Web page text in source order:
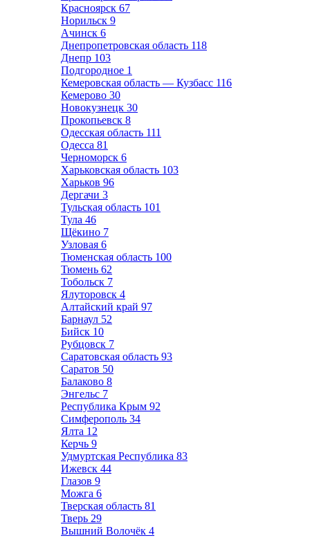
Красноярск 67
Норильск 9
Ачинск 6
Днепропетровская область 118
Днепр 103
Подгородное 1
Кемеровская область — Кузбасс 116
Кемерово 30
Новокузнецк 30
Прокопьевск 8
Одесская область 111
Одесса 81
Черноморск 6
Харьковская область 103
Харьков 96
Дергачи 3
Тульская область 101
Тула 46
Щёкино 7
Узловая 6
Тюменская область 100
Тюмень 62
Тобольск 7
Ялуторовск 4
Алтайский край 97
Барнаул 52
Бийск 10
Рубцовск 7
Саратовская область 93
Саратов 50
Балаково 8
Энгельс 7
Республика Крым 92
Симферополь 34
Ялта 12
Керчь 9
Удмуртская Республика 83
Ижевск 44
Глазов 9
Можга 6
Тверская область 81
Тверь 29
Вышний Волочёк 4